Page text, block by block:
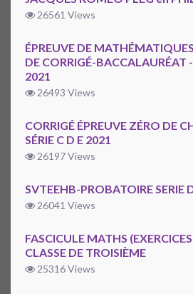
26561 Views
ÉPREUVE DE
DE CORRIGÉ-BACCALAURÉAT
2021
26493 Views
CORRIGÉ ÉPREUVE ZÉRO DE
SÉRIE C D E 2021
26197 Views
SVTEEHB-PROBATOIRE SERIE
26041 Views
FASCICULE MATHS
CLASSE DE TROISIÈME
25316 Views